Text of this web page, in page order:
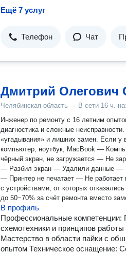
Ещё 7 услуг
Телефон Чат
Дмитрий Олегович
Челябинская область · В сети 16 ч.
Инженер по ремонту с 16 летним опытом) Специализация —
диагностика и сложные
«угадывания» и лишних замен. Если у вас: — Не включается
компьютер, ноутбук, MacBook —
чёрный экран, не загружается — Не
— Разбил экран — Удалили данные —
— Принтер не печатает — Не работает
с устройствами, от которых
до 50−70% за счёт ремонта вместо
В профиль
Профессиональные компетенции:
схемотехники и принципов
Мастерство в области пайки с
опытом Техническое оснащение: